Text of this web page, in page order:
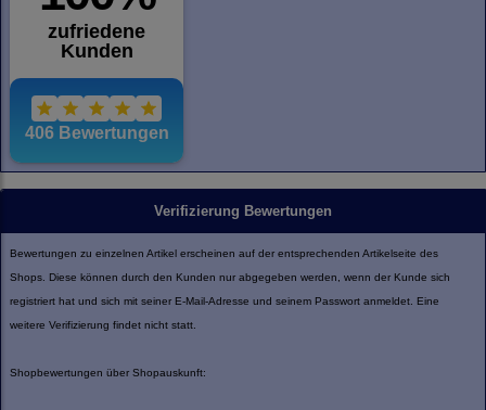
Verifizierung Bewertungen
Bewertungen zu einzelnen Artikel erscheinen auf der entsprechenden Artikelseite des
Shops. Diese können durch den Kunden nur abgegeben werden, wenn der Kunde sich
registriert hat und sich mit seiner E-Mail-Adresse und seinem Passwort anmeldet. Eine
weitere Verifizierung findet nicht statt.
Shopbewertungen über Shopauskunft: